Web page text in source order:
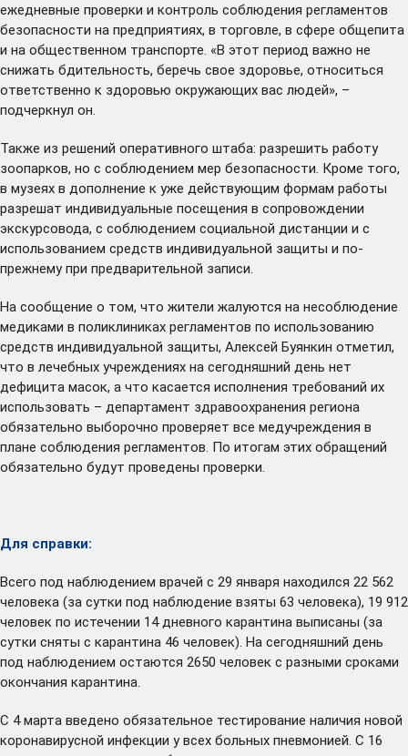
ежедневные проверки и контроль соблюдения регламентов
безопасности на предприятиях, в торговле, в сфере общепита
и на общественном транспорте. «В этот период важно не
снижать бдительность, беречь свое здоровье, относиться
ответственно к здоровью окружающих вас людей», –
подчеркнул он.
Также из решений оперативного штаба: разрешить работу
зоопарков, но с соблюдением мер безопасности. Кроме того,
в музеях в дополнение к уже действующим формам работы
разрешат индивидуальные посещения в сопровождении
экскурсовода, с соблюдением социальной дистанции и с
использованием средств индивидуальной защиты и по-
прежнему при предварительной записи.
На сообщение о том, что жители жалуются на несоблюдение
медиками в поликлиниках регламентов по использованию
средств индивидуальной защиты, Алексей Буянкин отметил,
что в лечебных учреждениях на сегодняшний день нет
дефицита масок, а что касается исполнения требований их
использовать – департамент здравоохранения региона
обязательно выборочно проверяет все медучреждения в
плане соблюдения регламентов. По итогам этих обращений
обязательно будут проведены проверки.
Для справки:
Всего под наблюдением врачей с 29 января находился 22 562
человека (за сутки под наблюдение взяты 63 человека), 19 912
человек по истечении 14 дневного карантина выписаны (за
сутки сняты с карантина 46 человек). На сегодняшний день
под наблюдением остаются 2650 человек с разными сроками
окончания карантина.
С 4 марта введено обязательное тестирование наличия новой
коронавирусной инфекции у всех больных пневмонией. С 16